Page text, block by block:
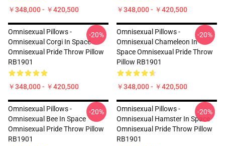
￥348,000 - ￥420,500 ￥348,000 - ￥420,500
Omnisexual Pillows -
Omnisexual Corgi In Space
Omnisexual Pride Throw Pillow
RB1901
￥348,000 - ￥420,500
-20%
Omnisexual Pillows -
Omnisexual Chameleon In
Space Omnisexual Pride Throw
Pillow RB1901
￥348,000 - ￥420,500
-20%
Omnisexual Pillows -
Omnisexual Bee In Space
Omnisexual Pride Throw Pillow
RB1901
-20%
Omnisexual Pillows -
Omnisexual Hamster In Space
Omnisexual Pride Throw Pillow
RB1901
-20%